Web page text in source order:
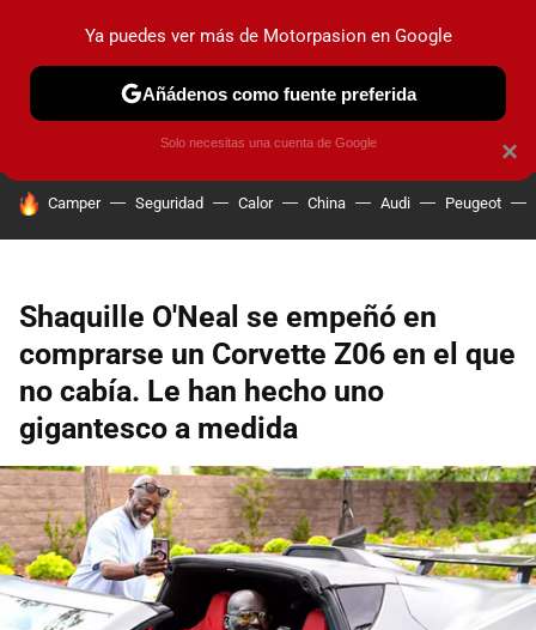
PRUEBAS COCHES ELÉCTRICOS OBSERVATORIO
HOY SE HABLA DE
Camper Seguridad Calor China Audi Peugeot
Shaquille O'Neal se empeñó en
comprarse un Corvette Z06 en el que
no cabía. Le han hecho uno
gigantesco a medida
×
Ya puedes ver más de Motorpasion en Google
Añádenos como fuente preferida
Solo necesitas una cuenta de Google